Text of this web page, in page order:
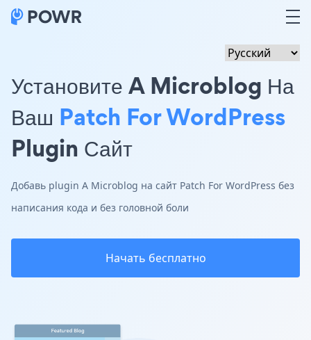
Установите A Microblog На
Ваш Patch For WordPress
Plugin Сайт
Добавь plugin A Microblog на сайт Patch For WordPress без
написания кода и без головной боли
Начать бесплатно